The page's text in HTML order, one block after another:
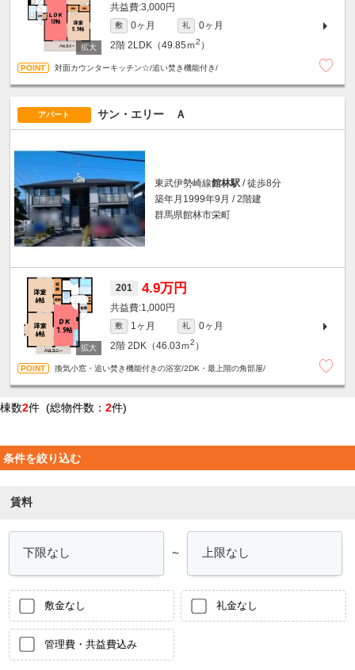
3,000円
敷 0ヶ月 礼
0ヶ月
2階 2LDK（49.85ｍ2 ）
対面カウンターキッチン☆/追い焚き機能付き/
アパート サン・エリー Ａ
東武伊勢崎線館林駅 / 徒歩8分
築年月1999年9月 / 2階建
群馬県館林市栄町
201 4.9万円
1,000円
敷 1ヶ月 礼
0ヶ月
2階 2DK（46.03ｍ2 ）
換気小窓・追い焚き機能付きの浴室/2DK・最上階の角部屋/
棟数2件 (総物件数： 2件)
条件を絞り込む
賃料
～
敷金なし 礼金なし
管理費・共益費込み